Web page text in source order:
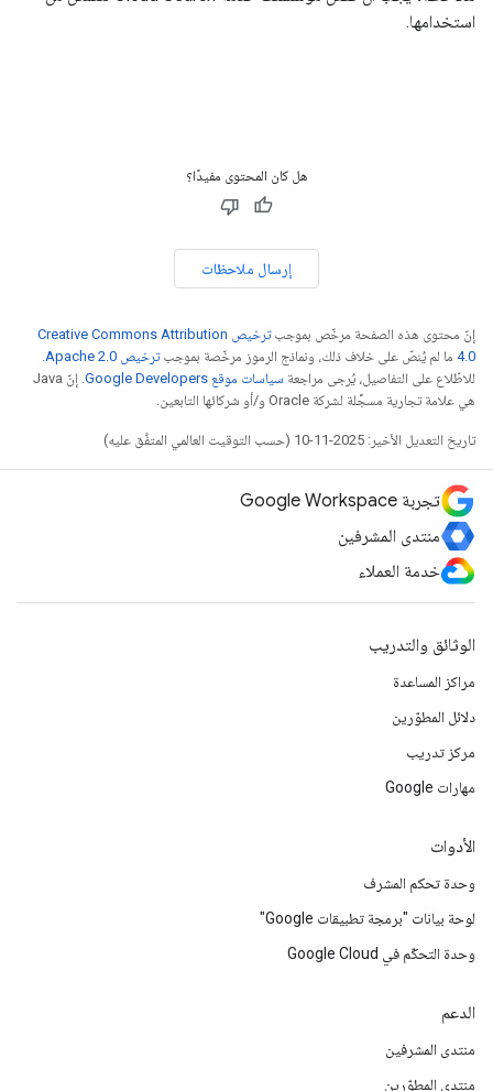
استخدامها.
هل كان المحتوى مفيدًا؟
إرسال ملاحظات
إنّ محتوى هذه الصفحة مرخّص بموجب
ترخيص Creative Commons Attribution
4.0‏ ما لم يُنصّ على خلاف ذلك، ونماذج الرموز مرخّصة بموجبترخيص Apache 2.0‏
.
للاطّلاع على التفاصيل، يُرجى مراجعة سياسات موقع Google Developers‏
. إنّ Java
هي علامة تجارية مسجَّلة لشركة Oracle و/أو شركائها التابعين.
تاريخ التعديل الأخير: 2025-11-10 (حسب التوقيت العالمي المتفَّق عليه)
تجربة Google Workspace
منتدى المشرفين
خدمة العملاء
الوثائق والتدريب
مراكز المساعدة
دلائل المطوّرين
مركز تدريب
مهارات Google
الأدوات
وحدة تحكم المشرف
لوحة بيانات "برمجة تطبيقات Google"
وحدة التحكّم في Google Cloud
الدعم
منتدى المشرفين
منتدى المطوّرين